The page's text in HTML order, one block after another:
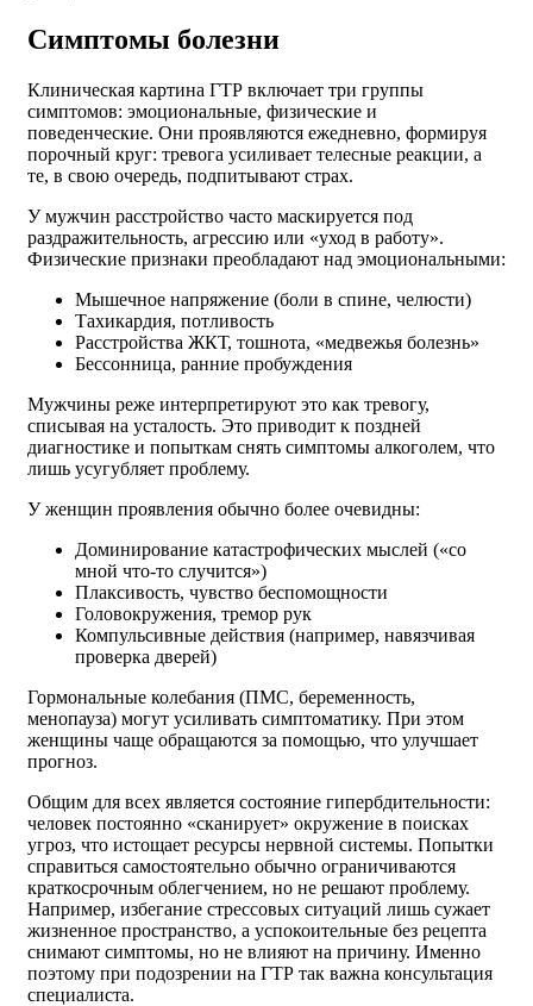
Симптомы болезни
Клиническая картина ГТР включает три группы
симптомов: эмоциональные, физические и
поведенческие. Они проявляются ежедневно, формируя
порочный круг: тревога усиливает телесные реакции, а
те, в свою очередь, подпитывают страх.
У мужчин расстройство часто маскируется под
раздражительность, агрессию или «уход в работу».
Физические признаки преобладают над эмоциональными:
Мышечное напряжение (боли в спине, челюсти)
Тахикардия, потливость
Расстройства ЖКТ, тошнота, «медвежья болезнь»
Бессонница, ранние пробуждения
Мужчины реже интерпретируют это как тревогу,
списывая на усталость. Это приводит к поздней
диагностике и попыткам снять симптомы алкоголем, что
лишь усугубляет проблему.
У женщин проявления обычно более очевидны:
Доминирование катастрофических мыслей («со
мной что-то случится»)
Плаксивость, чувство беспомощности
Головокружения, тремор рук
Компульсивные действия (например, навязчивая
проверка дверей)
Гормональные колебания (ПМС, беременность,
менопауза) могут усиливать симптоматику. При этом
женщины чаще обращаются за помощью, что улучшает
прогноз.
Общим для всех является состояние гипербдительности:
человек постоянно «сканирует» окружение в поисках
угроз, что истощает ресурсы нервной системы. Попытки
справиться самостоятельно обычно ограничиваются
краткосрочным облегчением, но не решают проблему.
Например, избегание стрессовых ситуаций лишь сужает
жизненное пространство, а успокоительные без рецепта
снимают симптомы, но не влияют на причину. Именно
поэтому при подозрении на ГТР так важна консультация
специалиста.